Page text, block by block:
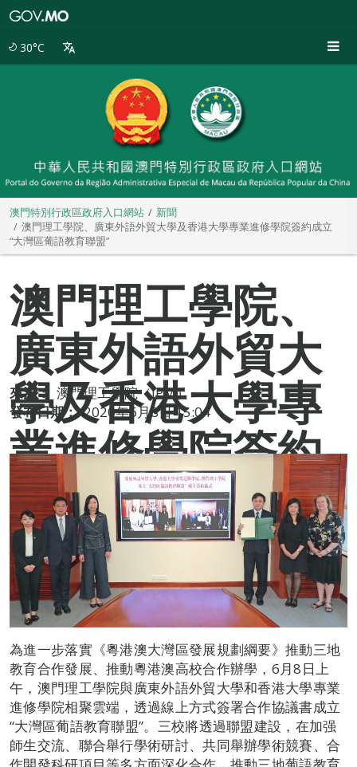
30°C
澳門特別行政區政府入口網站
新聞
澳門理工學院、廣東外語外貿大學及香港大學專業進修學院簽約成立
“大灣區葡語教育聯盟”
澳門理工學院、
廣東外語外貿大
學及香港大學專
業進修學院簽約
成立“大灣區葡語
教育聯盟”
來源：
澳門理工學院（IPM）
發布日期： 2020年6月8日 15:04
為進一步落實《粵港澳大灣區發展規劃綱要》推動三地
教育合作發展、推動粵港澳高校合作辦學，6月8日上
午，澳門理工學院與廣東外語外貿大學和香港大學專業
進修學院相聚雲端，透過線上方式簽署合作協議書成立
“大灣區葡語教育聯盟”。三校將透過聯盟建設，在加强
師生交流、聯合舉行學術研討、共同舉辦學術競賽、合